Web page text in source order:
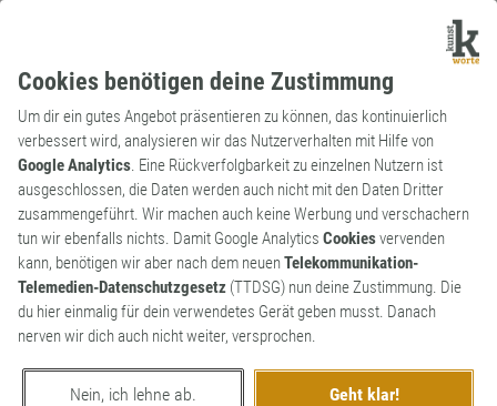
Cookies benötigen deine Zustimmung
Um dir ein gutes Angebot präsentieren zu können, das kontinuierlich
verbessert wird, analysieren wir das Nutzerverhalten mit Hilfe von
Google Analytics. Eine Rückverfolgbarkeit zu einzelnen Nutzern ist
ausgeschlossen, die Daten werden auch nicht mit den Daten Dritter
zusammengeführt. Wir machen auch keine Werbung und verschachern
tun wir ebenfalls nichts. Damit Google Analytics Cookiesvervenden
kann, benötigen wir aber nach dem neuenTelekommunikation-
Telemedien-Datenschutzgesetz (TTDSG) nun deine Zustimmung. Die
du hier einmalig für dein verwendetes Gerät geben musst. Danach
nerven wir dich auch nicht weiter, versprochen.
Nein, ich lehne ab. Geht klar!
Archaismus
Substantiv
Haderlump
Schimpfwort für einen schlechten
Mitmenschen.
0
erschaffen von Frau V.
am 24. Juni 2018